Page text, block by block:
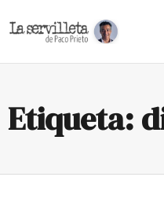
Etiqueta: